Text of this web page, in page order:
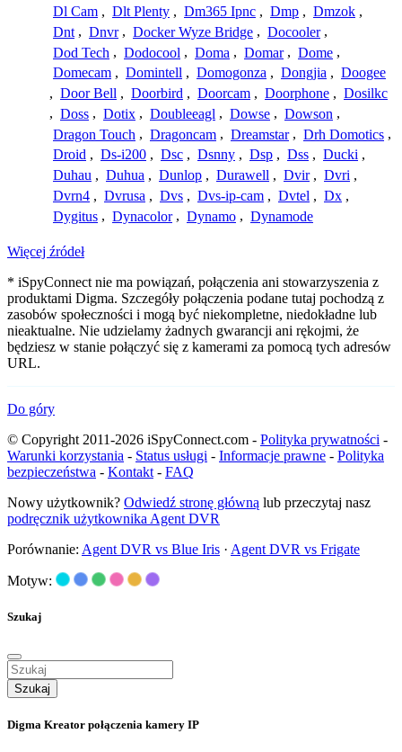
Dl Cam , Dlt Plenty , Dm365 Ipnc , Dmp , Dmzok ,
Dnt , Dnvr , Docker Wyze Bridge , Docooler ,
Dod Tech , Dodocool , Doma , Domar , Dome ,
Domecam , Domintell , Domogonza , Dongjia , Doogee
, Door Bell , Doorbird , Doorcam , Doorphone , Dosilkc
, Doss , Dotix , Doubleeagl , Dowse , Dowson ,
Dragon Touch , Dragoncam , Dreamstar , Drh Domotics ,
Droid , Ds-i200 , Dsc , Dsnny , Dsp , Dss , Ducki ,
Duhau , Duhua , Dunlop , Durawell , Dvir , Dvri ,
Dvrn4 , Dvrusa , Dvs , Dvs-ip-cam , Dvtel , Dx ,
Dygitus , Dynacolor , Dynamo , Dynamode
Więcej źródeł
* iSpyConnect nie ma powiązań, połączenia ani stowarzyszenia z
produktami Digma. Szczegóły połączenia podane tutaj pochodzą z
zasobów społeczności i mogą być niekompletne, niedokładne lub
nieaktualne. Nie udzielamy żadnych gwarancji ani rękojmi, że
będziesz w stanie połączyć się z kamerami za pomocą tych adresów
URL.
Do góry
© Copyright 2011-2026 iSpyConnect.com - Polityka prywatności -
Warunki korzystania - Status usługi - Informacje prawne - Polityka
bezpieczeństwa - Kontakt - FAQ
Nowy użytkownik? Odwiedź stronę główną lub przeczytaj nasz
podręcznik użytkownika Agent DVR
Porównanie: Agent DVR vs Blue Iris · Agent DVR vs Frigate
Motyw:
Szukaj
Szukaj
Digma Kreator połączenia kamery IP